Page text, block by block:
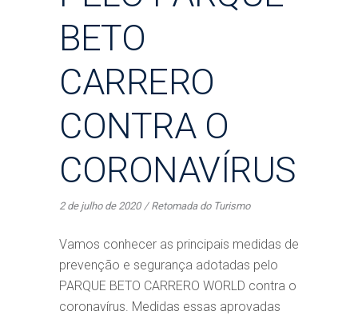
BETO
CARRERO
CONTRA O
CORONAVÍRUS
2 de julho de 2020 Retomada do Turismo
Vamos conhecer as principais medidas de
prevenção e segurança adotadas pelo
PARQUE BETO CARRERO WORLD contra o
coronavírus. Medidas essas aprovadas